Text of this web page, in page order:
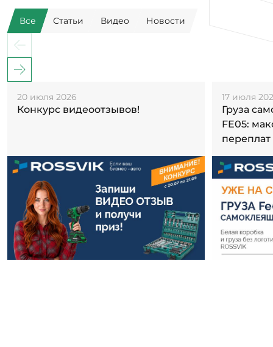
Все Статьи Видео Новости
20 июля 2026
Конкурс видеоотзывов!
17 июля
Груза
FE05:
переплат